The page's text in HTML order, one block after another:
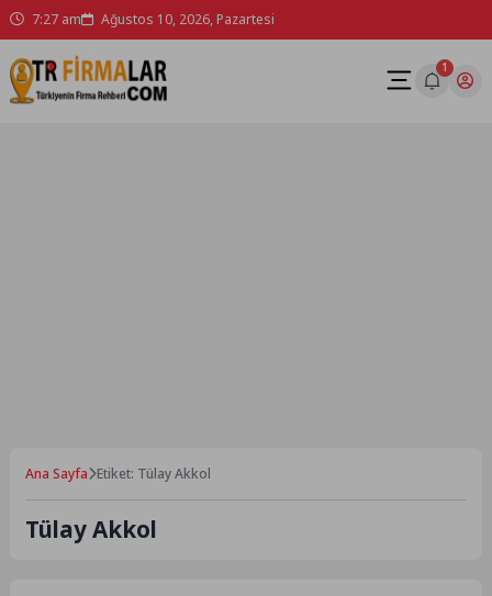
Skip
to
content
7:27 am Ağustos 10, 2026, Pazartesi
1
Ana Sayfa Etiket: Tülay Akkol
Tülay Akkol